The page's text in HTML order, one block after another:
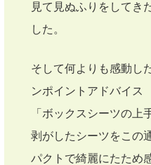
見て見ぬふりをしてき
した。
そして何よりも感動し
ンポイントアドバイス
「ボックスシーツの上
剥がしたシーツをこの
パクトで綺麗にたため